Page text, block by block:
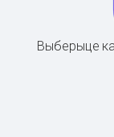
Выберыце